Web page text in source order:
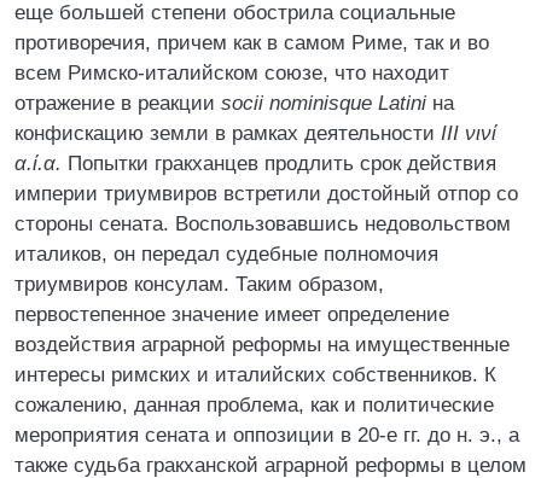
еще большей степени обострила социальные
противоречия, причем как в самом Риме, так и во
всем Римско-италийском союзе, что находит
отражение в реакции socii nominisque Latini на
конфискацию земли в рамках деятельности III νινί
α.ί.α. Попытки гракханцев продлить срок действия
империи триумвиров встретили достойный отпор со
стороны сената. Воспользовавшись недовольством
италиков, он передал судебные полномочия
триумвиров консулам. Таким образом,
первостепенное значение имеет определение
воздействия аграрной реформы на имущественные
интересы римских и италийских собственников. К
сожалению, данная проблема, как и политические
мероприятия сената и оппозиции в 20-е гг. до н. э., а
также судьба гракханской аграрной реформы в целом